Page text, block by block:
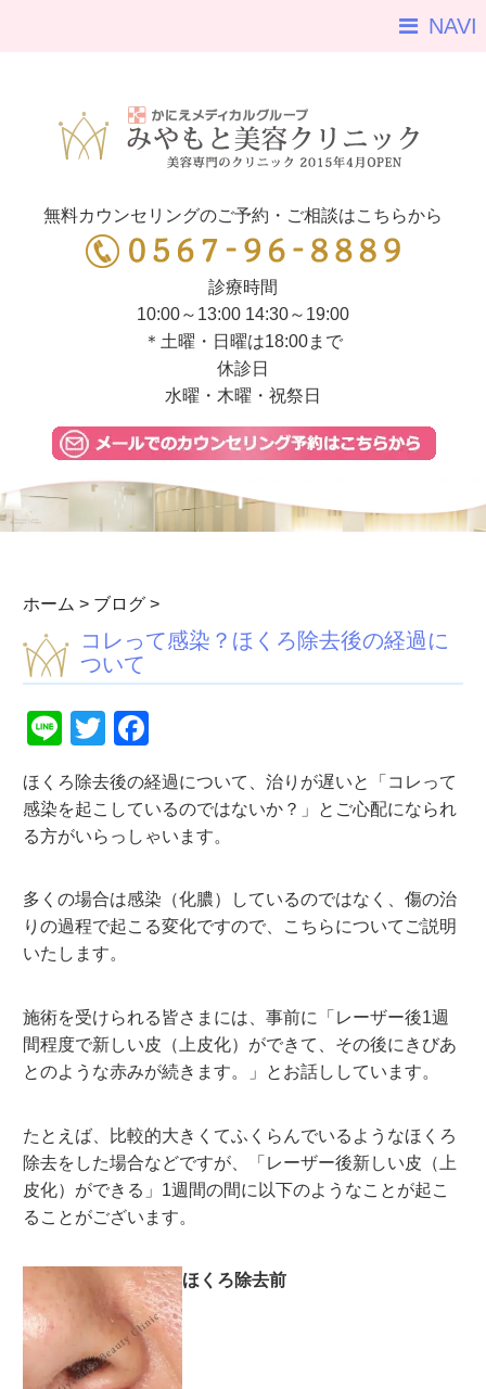
NAVI
無料カウンセリングのご予約・ご相談はこちらから
診療時間
10:00～13:00 14:30～19:00
＊土曜・日曜は18:00まで
休診日
水曜・木曜・祝祭日
ホーム > ブログ >
コレって感染？ほくろ除去後の経過に
ついて
LineTwitter
ほくろ除去後の経過について、治りが遅いと「コレって
感染を起こしているのではないか？」とご心配になられ
る方がいらっしゃいます。
多くの場合は感染（化膿）しているのではなく、傷の治
りの過程で起こる変化ですので、こちらについてご説明
いたします。
施術を受けられる皆さまには、事前に「レーザー後1週
間程度で新しい皮（上皮化）ができて、その後にきびあ
とのような赤みが続きます。」とお話ししています。
たとえば、比較的大きくてふくらんでいるようなほくろ
除去をした場合などですが、「レーザー後新しい皮（上
皮化）ができる」1週間の間に以下のようなことが起こ
ることがございます。
ほくろ除去前